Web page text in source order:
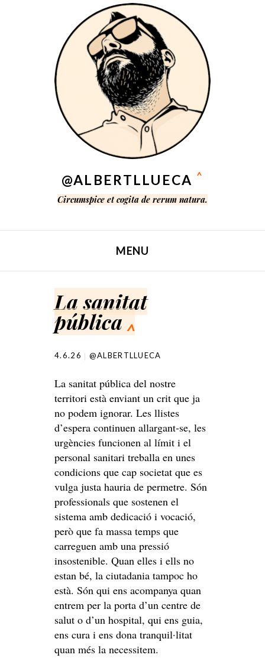
@ALBERTLLUECA ^
Circumspice et cogita de rerum natura.
MENU
La sanitat
pública ^
4.6.26 @ALBERTLLUECA
La sanitat pública del nostre
territori està enviant un crit que ja
no podem ignorar. Les llistes
d’espera continuen allargant-se, les
urgències funcionen al límit i el
personal sanitari treballa en unes
condicions que cap societat que es
vulga justa hauria de permetre. Són
professionals que sostenen el
sistema amb dedicació i vocació,
però que fa massa temps que
carreguen amb una pressió
insostenible. Quan elles i ells no
estan bé, la ciutadania tampoc ho
està. Són qui ens acompanya quan
entrem per la porta d’un centre de
salut o d’un hospital, qui ens guia,
ens cura i ens dona tranquil·litat
quan més la necessitem.